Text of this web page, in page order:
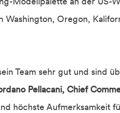
Washington, Oregon,
Team sehr gut und sind
Pellacani, Chief
höchste Aufmerksamkeit